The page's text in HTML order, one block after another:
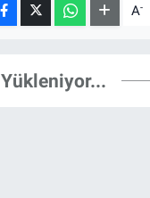
A-
Yükleniyor...